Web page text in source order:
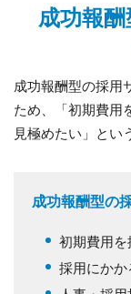
成功報
成功報酬型の採用
ため、「初期費用
見極めたい」とい
成功報酬型の
初期費用
採用にか